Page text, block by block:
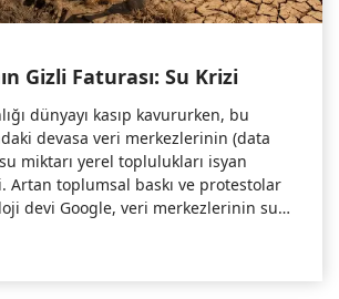
Gizli Faturası: Su Krizi
dünyayı kasıp kavururken, bu
devasa veri merkezlerinin (data
miktarı yerel toplulukları isyan
Artan toplumsal baskı ve protestolar
devi Google, veri merkezlerinin su